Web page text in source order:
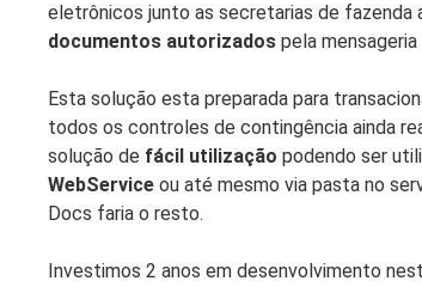
eletrônicos junto as secretarias de fazenda
documentos autorizados pela
Esta solução esta preparada para
todos os controles de contingência ainda
solução de fácil utilização podendo ser
WebService ou até mesmo via pasta no
Docs faria o resto.
Investimos 2 anos em desenvolvimento